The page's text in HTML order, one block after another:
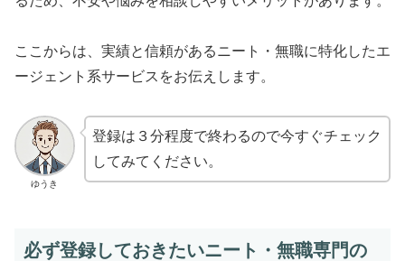
ここからは、実績と信頼があるニート・無職に特化したエ
ージェント系サービスをお伝えします。
ゆうき
登録は３分程度で終わるので今すぐチェック
してみてください。
必ず登録しておきたいニート・無職専門の